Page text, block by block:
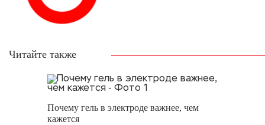
Читайте также
Почему гель в электроде важнее, чем
кажется